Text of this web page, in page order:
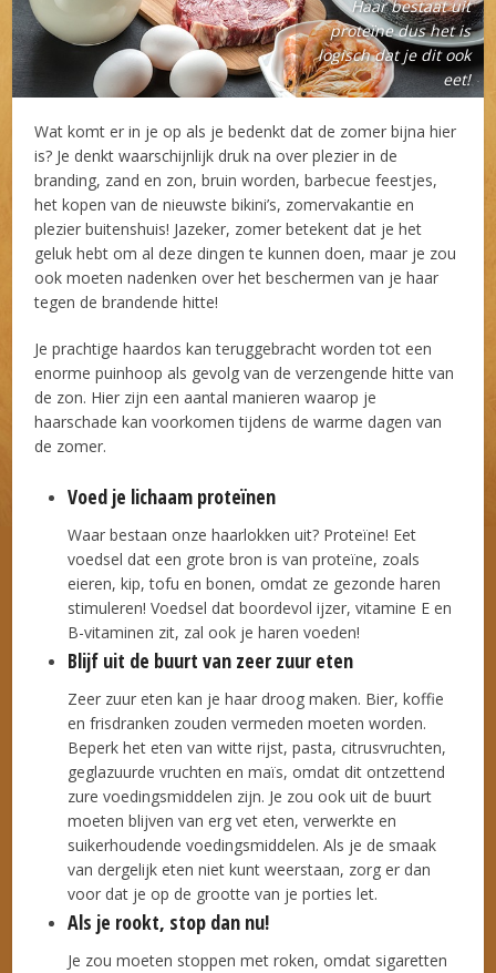
Haar bestaat uit
proteïne dus het is
logisch dat je dit ook
eet!
Wat komt er in je op als je bedenkt dat de zomer bijna hier
is? Je denkt waarschijnlijk druk na over plezier in de
branding, zand en zon, bruin worden, barbecue feestjes,
het kopen van de nieuwste bikini’s, zomervakantie en
plezier buitenshuis! Jazeker, zomer betekent dat je het
geluk hebt om al deze dingen te kunnen doen, maar je zou
ook moeten nadenken over het beschermen van je haar
tegen de brandende hitte!
Je prachtige haardos kan teruggebracht worden tot een
enorme puinhoop als gevolg van de verzengende hitte van
de zon. Hier zijn een aantal manieren waarop je
haarschade kan voorkomen tijdens de warme dagen van
de zomer.
Voed je lichaam proteïnen
Waar bestaan onze haarlokken uit? Proteïne! Eet
voedsel dat een grote bron is van proteïne, zoals
eieren, kip, tofu en bonen, omdat ze gezonde haren
stimuleren! Voedsel dat boordevol ijzer, vitamine E en
B-vitaminen zit, zal ook je haren voeden!
Blijf uit de buurt van zeer zuur eten
Zeer zuur eten kan je haar droog maken. Bier, koffie
en frisdranken zouden vermeden moeten worden.
Beperk het eten van witte rijst, pasta, citrusvruchten,
geglazuurde vruchten en maïs, omdat dit ontzettend
zure voedingsmiddelen zijn. Je zou ook uit de buurt
moeten blijven van erg vet eten, verwerkte en
suikerhoudende voedingsmiddelen. Als je de smaak
van dergelijk eten niet kunt weerstaan, zorg er dan
voor dat je op de grootte van je porties let.
Als je rookt, stop dan nu!
Je zou moeten stoppen met roken, omdat sigaretten